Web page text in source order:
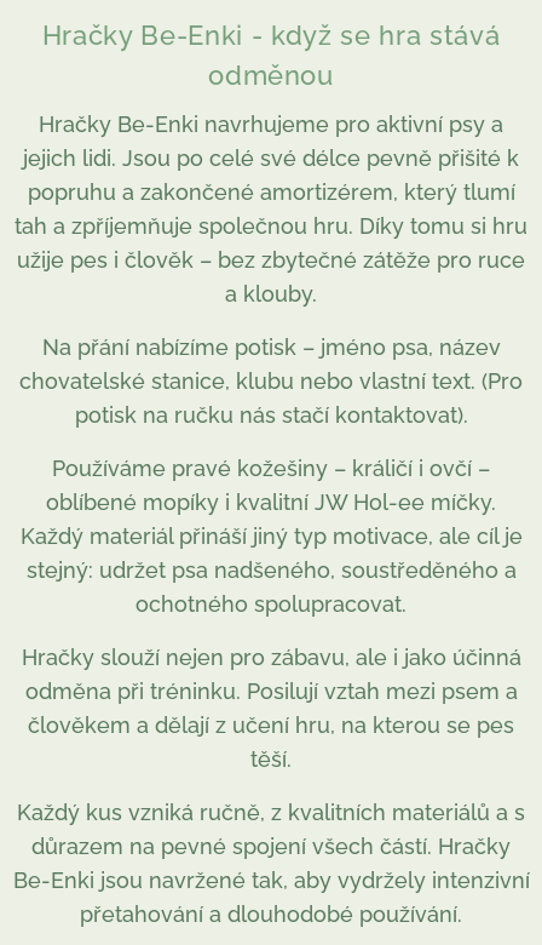
Hračky Be-Enki - když se hra stává
odměnou
Hračky Be-Enki navrhujeme pro aktivní psy a
jejich lidi. Jsou po celé své délce pevně přišité k
popruhu a zakončené amortizérem, který tlumí
tah a zpříjemňuje společnou hru. Díky tomu si hru
užije pes i člověk – bez zbytečné zátěže pro ruce
a klouby.
Na přání nabízíme potisk – jméno psa, název
chovatelské stanice, klubu nebo vlastní text. (Pro
potisk na ručku nás stačí kontaktovat).
Používáme pravé kožešiny – králičí i ovčí –
oblíbené mopíky i kvalitní JW Hol-ee míčky.
Každý materiál přináší jiný typ motivace, ale cíl je
stejný: udržet psa nadšeného, soustředěného a
ochotného spolupracovat.
Hračky slouží nejen pro zábavu, ale i jako účinná
odměna při tréninku. Posilují vztah mezi psem a
člověkem a dělají z učení hru, na kterou se pes
těší.
Každý kus vzniká ručně, z kvalitních materiálů a s
důrazem na pevné spojení všech částí. Hračky
Be-Enki jsou navržené tak, aby vydržely intenzivní
přetahování a dlouhodobé používání.